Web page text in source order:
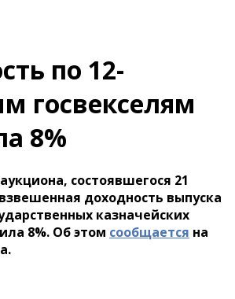
по 12-
госвекселям
8%
состоявшегося 21
доходность выпуска
казначейских
8%. Об этом сообщается на